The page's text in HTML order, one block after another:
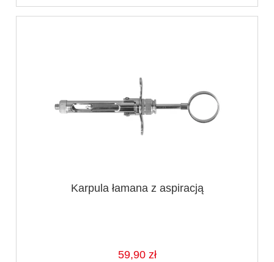
Karpula łamana z aspiracją
59,90 zł